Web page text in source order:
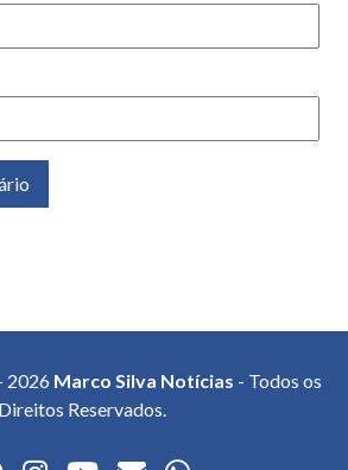
2026 Marco Silva Notícias - Todos os
Direitos Reservados.